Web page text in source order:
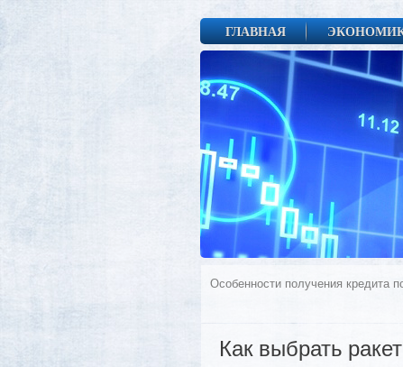
ГЛАВНАЯ
Особенности получения кредита
Как выбрать